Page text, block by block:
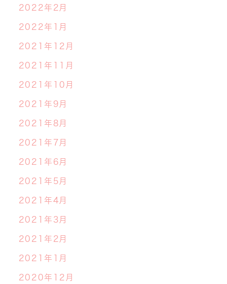
2022年2月
2022年1月
2021年12月
2021年11月
2021年10月
2021年9月
2021年8月
2021年7月
2021年6月
2021年5月
2021年4月
2021年3月
2021年2月
2021年1月
2020年12月